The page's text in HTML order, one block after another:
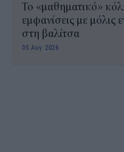
Το «μαθηματικό»
εμφανίσεις με μόλις
στη βαλίτσα
05 Αυγ 2026